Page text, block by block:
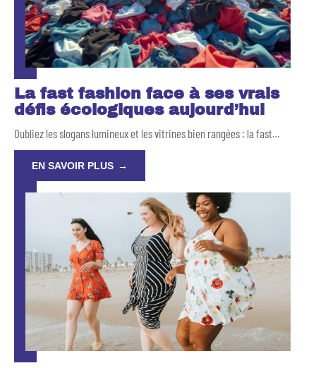
La fast fashion face à ses vrais
défis écologiques aujourd’hui
Oubliez les slogans lumineux et les vitrines bien rangées : la fast…
EN SAVOIR PLUS